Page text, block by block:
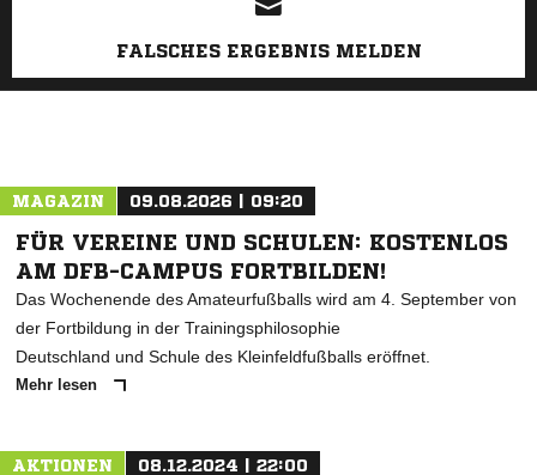
FALSCHES ERGEBNIS MELDEN
MAGAZIN 09.08.2026 | 09:20
FÜR VEREINE UND SCHULEN: KOSTENLOS
AM DFB-CAMPUS FORTBILDEN!
Das Wochenende des Amateurfußballs wird am 4. September von
der Fortbildung in der Trainingsphilosophie
Deutschland und Schule des Kleinfeldfußballs eröffnet.
Mehr lesen
AKTIONEN 08.12.2024 | 22:00